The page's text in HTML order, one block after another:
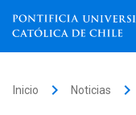
Inicio keyboard_arrow_right Noticias keyboard_arrow_right